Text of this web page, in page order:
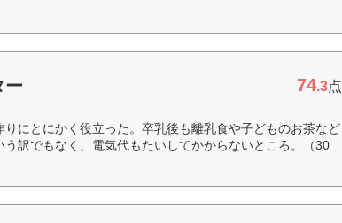
ー 74.3点
にとにかく役立った。卒乳後も離乳食や子どものお茶など
訳でもなく、電気代もたいしてかからないところ。（30